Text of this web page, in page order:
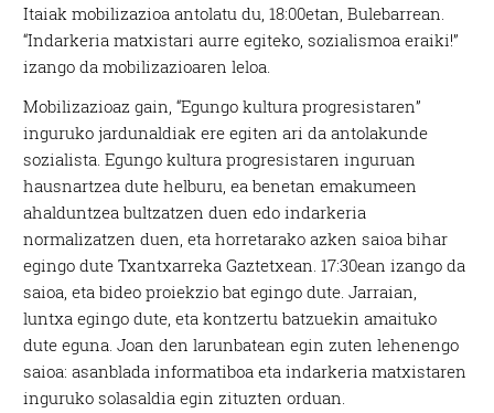
Itaiak mobilizazioa antolatu du, 18:00etan, Bulebarrean.
“Indarkeria matxistari aurre egiteko, sozialismoa eraiki!”
izango da mobilizazioaren leloa.
Mobilizazioaz gain, “Egungo kultura progresistaren”
inguruko jardunaldiak ere egiten ari da antolakunde
sozialista. Egungo kultura progresistaren inguruan
hausnartzea dute helburu, ea benetan emakumeen
ahalduntzea bultzatzen duen edo indarkeria
normalizatzen duen, eta horretarako azken saioa bihar
egingo dute Txantxarreka Gaztetxean. 17:30ean izango da
saioa, eta bideo proiekzio bat egingo dute. Jarraian,
luntxa egingo dute, eta kontzertu batzuekin amaituko
dute eguna. Joan den larunbatean egin zuten lehenengo
saioa: asanblada informatiboa eta indarkeria matxistaren
inguruko solasaldia egin zituzten orduan.